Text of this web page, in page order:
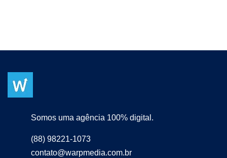
Somos uma agência 100% digital.
(88) 98221-1073
contato@warpmedia.com.br